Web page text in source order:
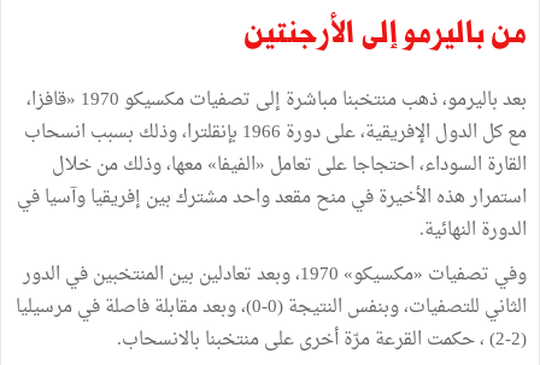
من باليرمو إلى الأرجنتين
بعد باليرمو، ذهب منتخبنا مباشرة إلى تصفيات مكسيكو 1970 «قافزا،
مع كل الدول الإفريقية، على دورة 1966 بإنقلترا، وذلك بسبب انسحاب
القارة السوداء، احتجاجا على تعامل «الفيفا» معها، وذلك من خلال
استمرار هذه الأخيرة في منح مقعد واحد مشترك بين إفريقيا وآسيا في
الدورة النهائية.
وفي تصفيات «مكسيكو» 1970، وبعد تعادلين بين المنتخبين في الدور
الثاني للتصفيات، وبنفس النتيجة (0-0)، وبعد مقابلة فاصلة في مرسيليا
(2-2) ، حكمت القرعة مرّة أخرى على منتخبنا بالانسحاب.